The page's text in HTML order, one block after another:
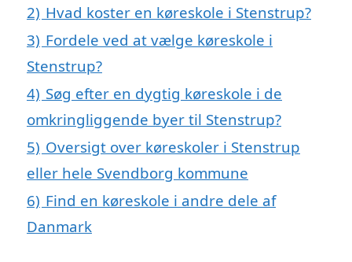
2) Hvad koster en køreskole i Stenstrup?
3) Fordele ved at vælge køreskole i
Stenstrup?
4) Søg efter en dygtig køreskole i de
omkringliggende byer til Stenstrup?
5) Oversigt over køreskoler i Stenstrup
eller hele Svendborg kommune
6) Find en køreskole i andre dele af
Danmark